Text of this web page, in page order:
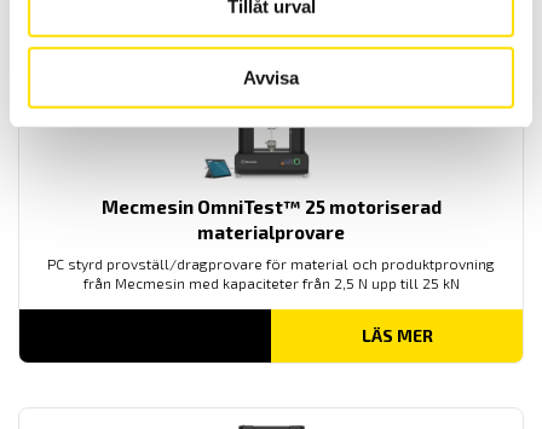
Tillåt urval
Avvisa
Mecmesin OmniTest™ 25 motoriserad
materialprovare
PC styrd provställ/dragprovare för material och produktprovning
från Mecmesin med kapaciteter från 2,5 N upp till 25 kN
LÄS MER